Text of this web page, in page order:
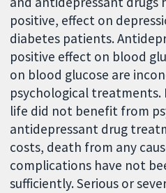
positive, effect on
diabetes patients.
positive effect on blood
on blood glucose are
psychological
life did not benefit from
antidepressant drug
costs, death from any
complications have not
sufficiently. Serious or